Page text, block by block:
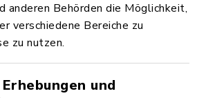
anderen Behörden die Möglichkeit,
verschiedene Bereiche zu
zu nutzen.
und